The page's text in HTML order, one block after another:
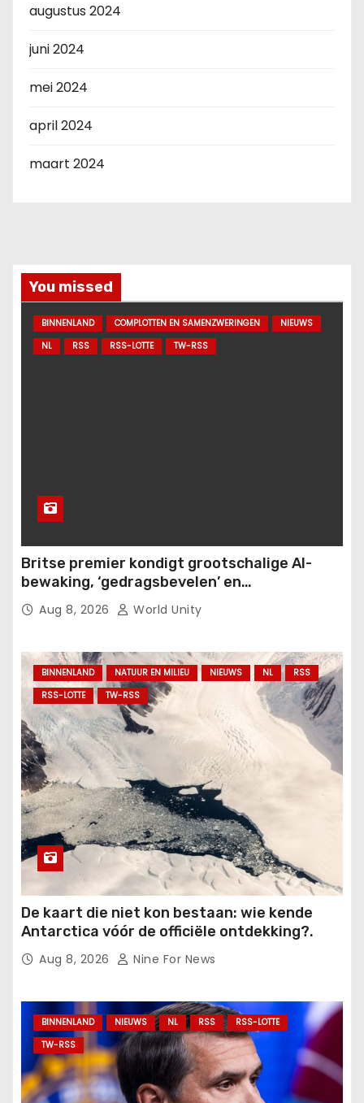
augustus 2024
juni 2024
mei 2024
april 2024
maart 2024
You missed
BINNENLAND COMPLOTTEN EN SAMENZWERINGEN
NIEUWS
NL
RSS RSS-LOTTE TW-RSS
Britse premier kondigt grootschalige AI-
bewaking, ‘gedragsbevelen’ en
politietaakgroep aan na golf van protesten,
onrust en rellen.
Aug 8, 2026 World Unity
BINNENLAND NATUUR EN MILIEU NIEUWS NL
RSS
RSS-LOTTE
TW-RSS
De kaart die niet kon bestaan: wie kende
Antarctica vóór de officiële ontdekking?.
Aug 8, 2026 Nine For News
BINNENLAND NIEUWS NL RSS
RSS-LOTTE
TW-RSS